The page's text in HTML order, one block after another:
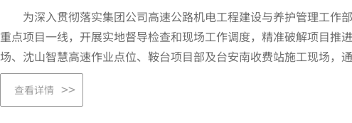
为深入贯彻落实集团公司高速公路机电工程建设与养护管理工作
重点项目一线，开展实地督导检查和现场工作调度，精准破解项目
场、沈山智慧高速作业点位、鞍台项目部及台安南收费站施工现场，
查看详情